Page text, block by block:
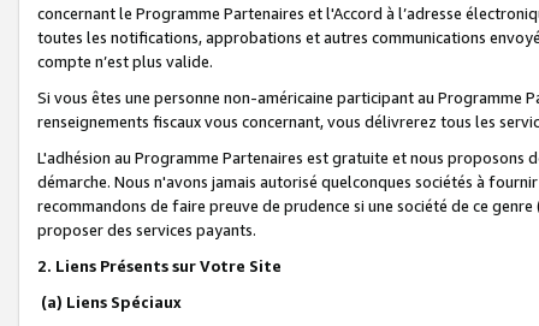
concernant le Programme Partenaires et l'Accord à l’adresse
toutes les notifications, approbations et autres communications
compte n’est plus valide.
Si vous êtes une personne non-américaine participant au
renseignements fiscaux vous concernant, vous délivrerez tous les
L'adhésion au Programme Partenaires est gratuite et nous proposons
démarche. Nous n'avons jamais autorisé quelconques sociétés à
recommandons de faire preuve de prudence si une société de ce
proposer des services payants.
2. Liens Présents sur Votre Site
(a) Liens Spéciaux